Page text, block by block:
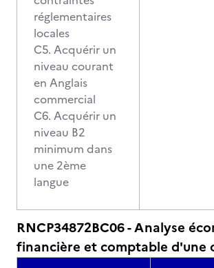
réglementaires
locales
C5. Acquérir un
niveau courant
en Anglais
commercial
C6. Acquérir un
niveau B2
minimum dans
une 2ème
langue
RNCP34872BC06 - Analyse
financière et comptable d'une